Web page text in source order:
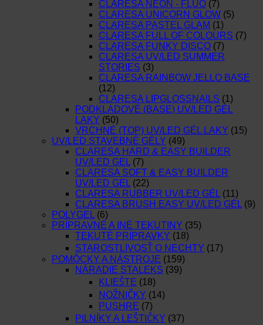
CLARESA NEON - FLUO (7)
CLARESA UNICORN GLOW (5)
CLARESA PASTEL GLAM (1)
CLARESA FULL OF COLOURS (7)
CLARESA FUNKY DISCO (7)
CLARESA UV/LED SUMMER
STORIES (3)
CLARESA RAINBOW JELLO BASE
(12)
CLARESA LIPGLOSSNAILS (1)
PODKLADOVÉ (BASE) UV/LED GÉL
LAKY (50)
VRCHNÉ (TOP) UV/LED GÉL LAKY (15)
UV/LED STAVEBNÉ GÉLY (49)
CLARESA HARD & EASY BUILDER
UV/LED GEL (7)
CLARESA SOFT & EASY BUILDER
UV/LED GEL (22)
CLARESA RUBBER UV/LED GÉL (11)
CLARESA BRUSH EASY UV/LED GÉL (9)
POLYGEL (6)
PRÍPRAVNÉ A INÉ TEKUTINY (35)
TEKUTÉ PRÍPRAVKY (18)
STAROSTLIVOSŤ O NECHTY (17)
POMÔCKY A NÁSTROJE (159)
NÁRADIE STALEKS (39)
KLIEŠTE (18)
NOŽNIČKY (14)
PUSHRE (7)
PILNÍKY A LEŠTIČKY (37)